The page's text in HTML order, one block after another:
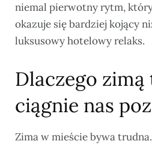
niemal pierwotny rytm,
okazuje się bardziej kojący
luksusowy hotelowy relaks.
Dlaczego
ciągnie nas
Zima w mieście bywa